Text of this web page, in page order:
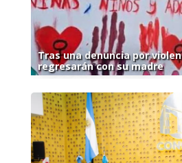
Tras una denuncia por
regresarán con su madre